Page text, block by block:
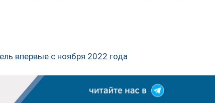
впервые с ноября 2022 года